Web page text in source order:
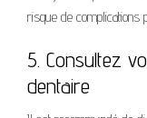
risque de complications
5. Consultez
dentaire